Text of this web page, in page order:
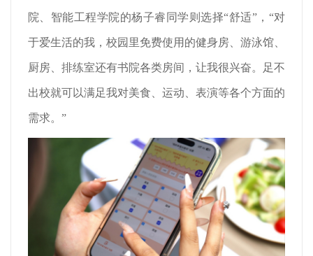
院、智能工程学院的杨子睿同学则选择“舒适”，“对
于爱生活的我，校园里免费使用的健身房、游泳馆、
厨房、排练室还有书院各类房间，让我很兴奋。足不
出校就可以满足我对美食、运动、表演等各个方面的
需求。”